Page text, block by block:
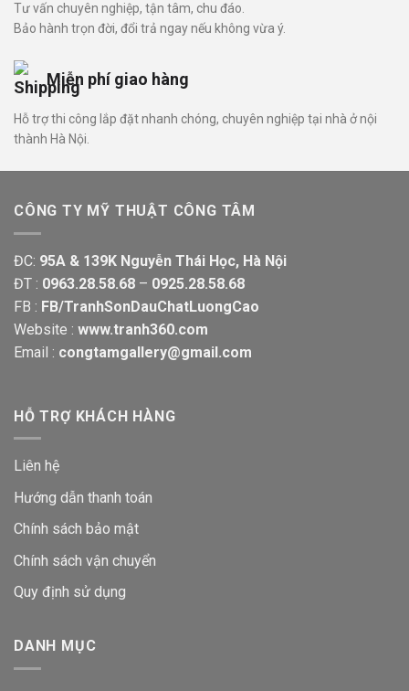
Tư vấn chuyên nghiệp, tận tâm, chu đáo.
Bảo hành trọn đời, đổi trả ngay nếu không vừa ý.
Miễn phí giao hàng
Hỗ trợ thi công lắp đặt nhanh chóng, chuyên nghiệp tại nhà ở nội
thành Hà Nội.
CÔNG TY MỸ THUẬT CÔNG TÂM
ĐC: 95A & 139K Nguyễn Thái Học, Hà Nội
ĐT : 0963.28.58.68 – 0925.28.58.68
FB : FB/TranhSonDauChatLuongCao
Website : www.tranh360.com
Email : congtamgallery@gmail.com
HỖ TRỢ KHÁCH HÀNG
Liên hệ
Hướng dẫn thanh toán
Chính sách bảo mật
Chính sách vận chuyển
Quy định sử dụng
DANH MỤC